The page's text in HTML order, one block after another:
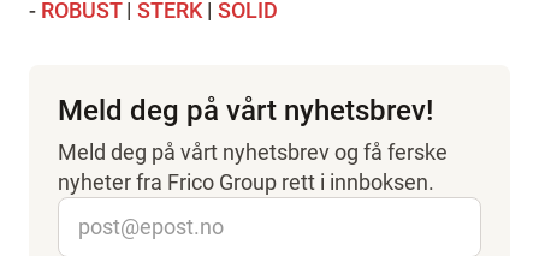
- ROBUST| STERK | SOLID
Meld deg på vårt nyhetsbrev!
Meld deg på vårt nyhetsbrev og få ferske
nyheter fra Frico Group rett i innboksen.